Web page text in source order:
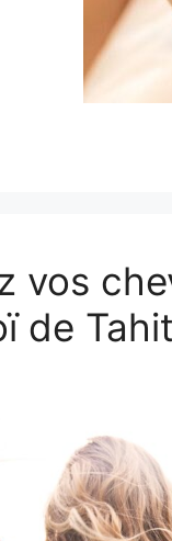
vos
de